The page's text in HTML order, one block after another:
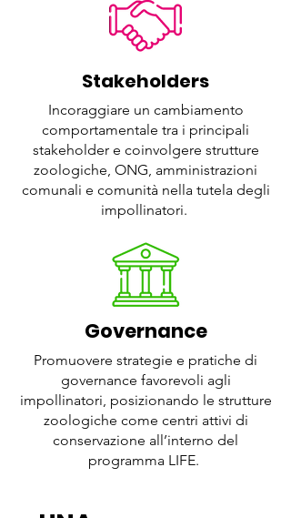
Stakeholders
Incoraggiare un cambiamento
comportamentale tra i principali
stakeholder e coinvolgere strutture
zoologiche, ONG, amministrazioni
comunali e comunità nella tutela degli
impollinatori.
Governance
Promuovere strategie e pratiche di
governance favorevoli agli
impollinatori, posizionando le strutture
zoologiche come centri attivi di
conservazione all’interno del
programma LIFE.